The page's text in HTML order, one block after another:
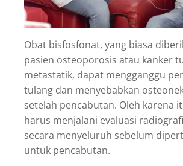
Obat bisfosfonat, yang biasa
pasien osteoporosis atau kanker
metastatik, dapat mengganggu
tulang dan menyebabkan
setelah pencabutan. Oleh karena
harus menjalani evaluasi
secara menyeluruh sebelum
untuk pencabutan.